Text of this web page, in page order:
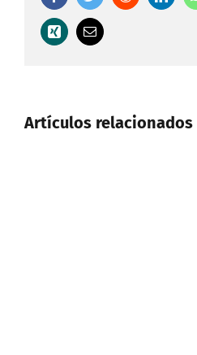
Xing
Correo
electrónico
Artículos relacionados